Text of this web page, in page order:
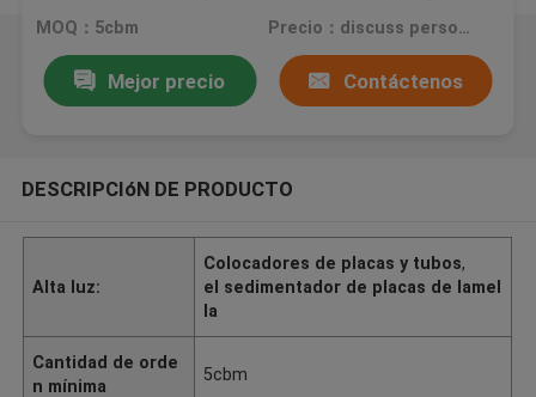
residuales
MOQ：5cbm Precio：discuss personally
Mejor precio Contáctenos
DESCRIPCIóN DE PRODUCTO
Alta luz:
Colocadores de placas y tubos,
el sedimentador de placas de lamel
la
Cantidad de orde
n mínima
5cbm